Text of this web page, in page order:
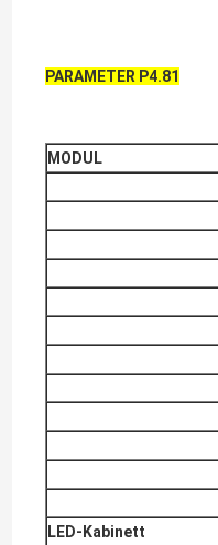
PARAMETER P4.81
MODUL
LED-Kabinett